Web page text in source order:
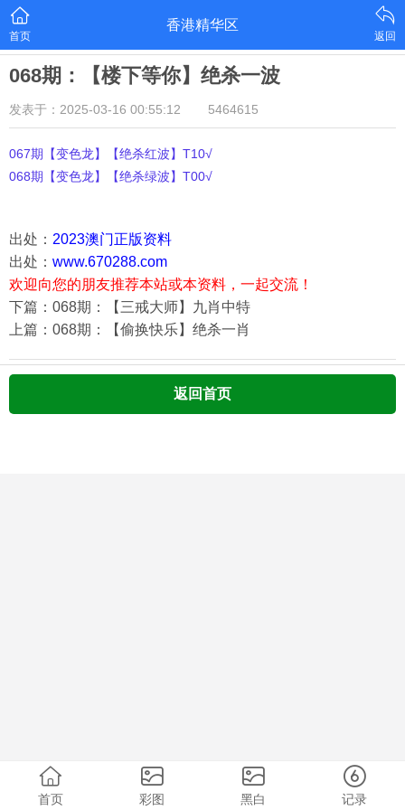
首页
香港精华区
返回
068期：【楼下等你】绝杀一波
发表于：2025-03-16 00:55:12 5464615
067期【变色龙】【绝杀红波】T10√
068期【变色龙】【绝杀绿波】T00√
出处： 2023澳门正版资料
出处： www.670288.com
欢迎向您的朋友推荐本站或本资料，一起交流！
下篇：068期：【三戒大师】九肖中特
上篇：068期：【偷换快乐】绝杀一肖
返回首页
首页 彩图 黑白 记录